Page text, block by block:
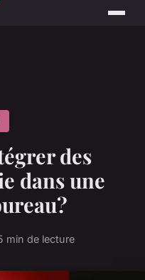
des
dans une
min de lecture